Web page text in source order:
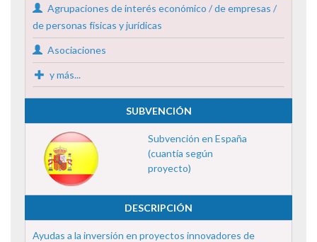
Agrupaciones de interés económico / de empresas /
de personas físicas y jurídicas
Asociaciones
y más...
SUBVENCIÓN
Subvención en España
(cuantía según
proyecto)
DESCRIPCIÓN
Ayudas a la inversión en proyectos innovadores de